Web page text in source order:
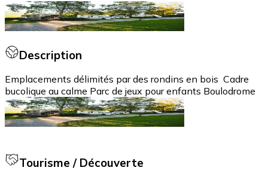
Description
Emplacements délimités par des rondins en bois Cadre
bucolique au calme Parc de jeux pour enfants Boulodrome
Tourisme / Découverte